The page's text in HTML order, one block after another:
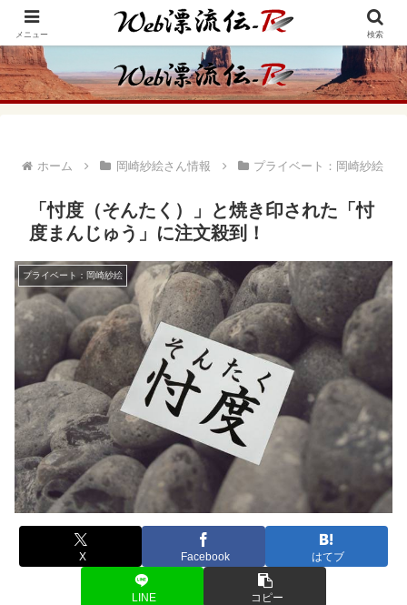
アメリカ・インディアンの思想・生き方からの学びをメインに、趣味や経験則
からの情報を発信
ホーム 岡崎紗絵さん情報 プライベート：岡崎紗絵
「忖度（そんたく）」と焼き印された「忖
度まんじゅう」に注文殺到！
プライベート：岡崎紗絵
X Facebook はてブ
LINE コピー
メニュー 検索